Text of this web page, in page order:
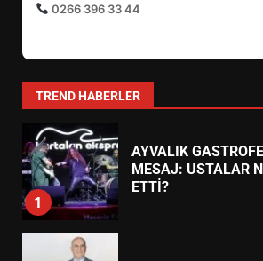
0266 396 33 44
TREND HABERLER
7
1
AYVALIK
MESAJ: USTALAR
ETTİ?